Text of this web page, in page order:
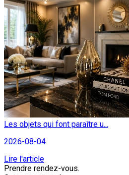
Les objets qui font paraître u...
2026-08-04
Lire l'article
Prendre rendez-vous.